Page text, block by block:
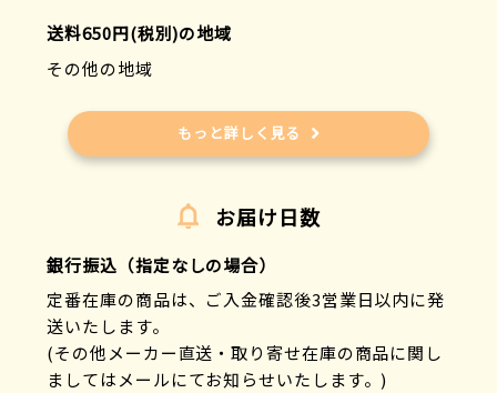
送料650円(税別)の地域
その他の地域
もっと詳しく見る
お届け日数
銀行振込（指定なしの場合）
定番在庫の商品は、ご入金確認後3営業日以内に発
送いたします。
(その他メーカー直送・取り寄せ在庫の商品に関し
ましてはメールにてお知らせいたします。)